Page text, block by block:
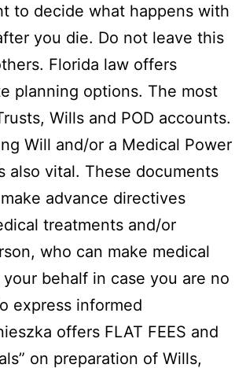
to decide what happens with
you die. Do not leave this
Florida law offers
planning options. The most
Wills and POD accounts.
Will and/or a Medical Power
also vital. These documents
advance directives
treatments and/or
who can make medical
behalf in case you are no
express informed
offers FLAT FEES and
on preparation of Wills,